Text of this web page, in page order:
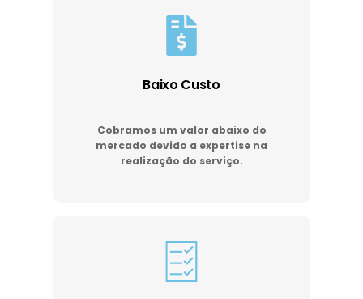
Baixo Custo
Cobramos um valor abaixo do
mercado devido a expertise na
realização do serviço.